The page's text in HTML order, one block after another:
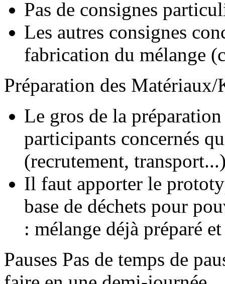
Pas de consignes
Les autres consignes
fabrication du mélange
Préparation des Matériaux/
Le gros de la
participants concernés
(recrutement,
Il faut apporter le
base de déchets pour
: mélange déjà préparé
Pauses Pas de temps de